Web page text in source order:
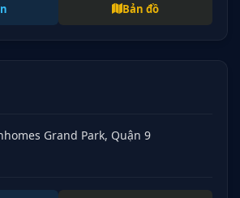
Bản đồ
Grand Park, Quận 9